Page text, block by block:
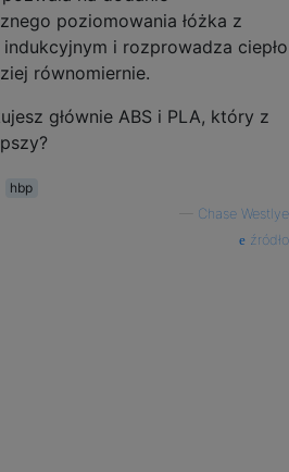
poziomowania łóżka z
i rozprowadza ciepło
równomiernie.
głównie ABS i PLA, który z
hbp
Chase Westlye
źródło